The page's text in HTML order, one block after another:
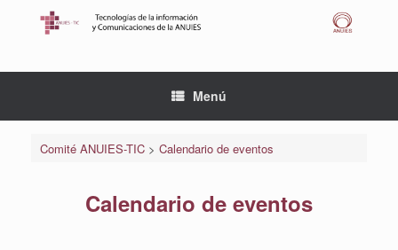
Menú
Comité ANUIES-TIC> Calendario de eventos
Calendario de eventos